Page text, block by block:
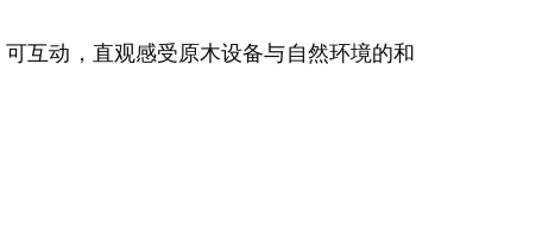
互动，直观感受原木设备与自然环境的和